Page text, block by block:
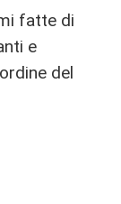
fatte di
e
del